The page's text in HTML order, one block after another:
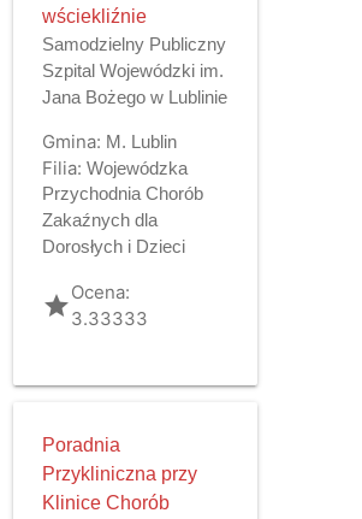
wściekliźnie
Samodzielny Publiczny
Szpital Wojewódzki im.
Jana Bożego w Lublinie
Gmina: M. Lublin
Filia: Wojewódzka
Przychodnia Chorób
Zakaźnych dla
Dorosłych i Dzieci
gradeOcena:
3.33333
Poradnia
Przykliniczna przy
Klinice Chorób